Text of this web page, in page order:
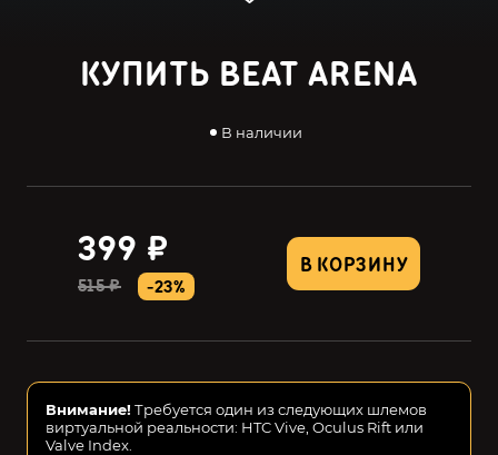
КУПИТЬ BEAT ARENA
В наличии
В КОРЗИНУ
399 ₽
515 ₽ -23%
Внимание! Требуется один из следующих шлемов
виртуальной реальности: HTC Vive, Oculus Rift или
Valve Index.